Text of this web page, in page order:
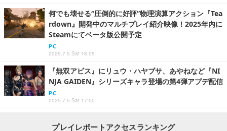
何でも壊せる“圧倒的に好評”物理演算アクション『Tea
rdown』開発中のマルチプレイ紹介映像！2025年内に
Steamにてベータ版公開予定
PC
2025.7.5 Sat 18:05
『無双アビス』にリュウ・ハヤブサ、あやねなど『NI
NJA GAIDEN』シリーズキャラ登場の第4弾アプデ配信
PC
2025.7.5 Sat 17:00
プレイレポートアクセスランキング